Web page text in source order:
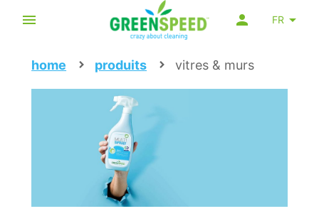
FR
home produits vitres & murs